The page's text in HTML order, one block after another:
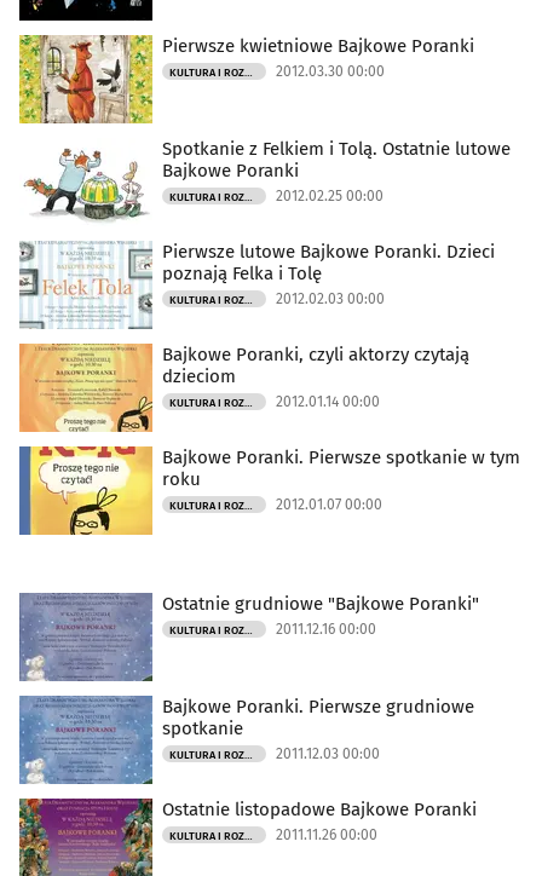
Pierwsze kwietniowe Bajkowe Poranki
KULTURA I ROZRYWKA 2012.03.30 00:00
Spotkanie z Felkiem i Tolą. Ostatnie lutowe
Bajkowe Poranki
KULTURA I ROZRYWKA 2012.02.25 00:00
Pierwsze lutowe Bajkowe Poranki. Dzieci
poznają Felka i Tolę
KULTURA I ROZRYWKA 2012.02.03 00:00
Bajkowe Poranki, czyli aktorzy czytają
dzieciom
KULTURA I ROZRYWKA 2012.01.14 00:00
Bajkowe Poranki. Pierwsze spotkanie w tym
roku
KULTURA I ROZRYWKA 2012.01.07 00:00
Ostatnie grudniowe "Bajkowe Poranki"
KULTURA I ROZRYWKA 2011.12.16 00:00
Bajkowe Poranki. Pierwsze grudniowe
spotkanie
KULTURA I ROZRYWKA 2011.12.03 00:00
Ostatnie listopadowe Bajkowe Poranki
KULTURA I ROZRYWKA 2011.11.26 00:00